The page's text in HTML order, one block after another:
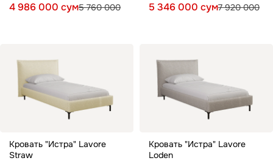
4 986 000 сум5 760 000 5 346 000 сум7 920 000
Кровать "Истра" Lavore
Straw
Кровать "Истра" Lavore
Loden